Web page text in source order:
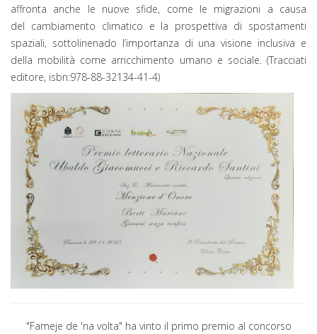
affronta anche le nuove sfide, come le migrazioni a causa
del cambiamento climatico e la prospettiva di spostamenti
spaziali, sottolinenado l’importanza di una visione inclusiva e
della mobilità come arricchimento umano e sociale. (Tracciati
editore, isbn:978-88-32134-41-4)
"Fameje de 'na volta" ha vinto il primo premio al concorso